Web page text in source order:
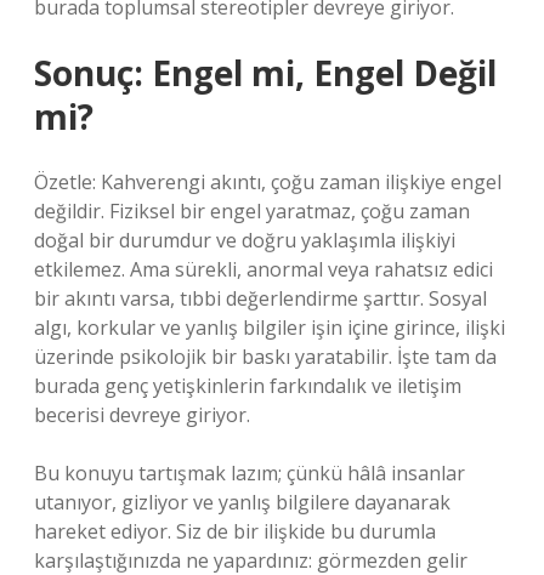
burada toplumsal stereotipler devreye giriyor.
Sonuç: Engel mi, Engel Değil
mi?
Özetle: Kahverengi akıntı, çoğu zaman ilişkiye engel
değildir. Fiziksel bir engel yaratmaz, çoğu zaman
doğal bir durumdur ve doğru yaklaşımla ilişkiyi
etkilemez. Ama sürekli, anormal veya rahatsız edici
bir akıntı varsa, tıbbi değerlendirme şarttır. Sosyal
algı, korkular ve yanlış bilgiler işin içine girince, ilişki
üzerinde psikolojik bir baskı yaratabilir. İşte tam da
burada genç yetişkinlerin farkındalık ve iletişim
becerisi devreye giriyor.
Bu konuyu tartışmak lazım; çünkü hâlâ insanlar
utanıyor, gizliyor ve yanlış bilgilere dayanarak
hareket ediyor. Siz de bir ilişkide bu durumla
karşılaştığınızda ne yapardınız: görmezden gelir